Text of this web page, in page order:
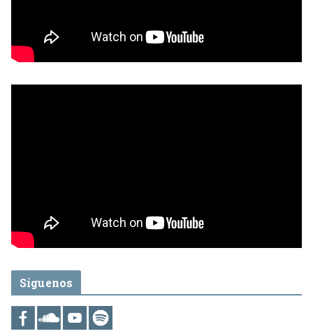
Síguenos